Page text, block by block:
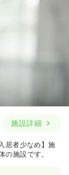
施設詳細
居者少なめ】施
施設です。